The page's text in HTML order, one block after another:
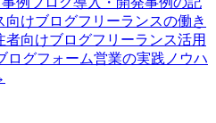
向けブログフリーランスの働き
者向けブログフリーランス活用
ログフォーム営業の実践ノウハ